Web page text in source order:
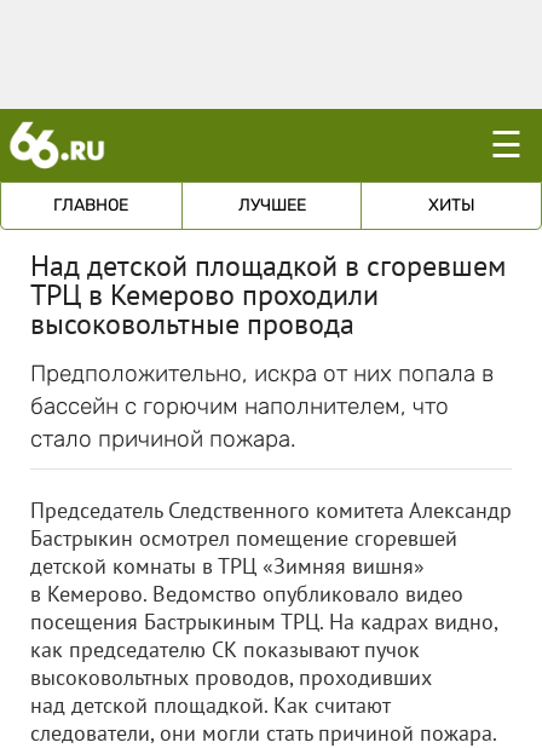
☰
ГЛАВНОЕ ЛУЧШЕЕ ХИТЫ
Над детской площадкой в сгоревшем
ТРЦ в Кемерово проходили
высоковольтные провода
Предположительно, искра от них попала в
бассейн с горючим наполнителем, что
стало причиной пожара.
Председатель Следственного комитета Александр
Бастрыкин осмотрел помещение сгоревшей
детской комнаты в ТРЦ «Зимняя вишня»
в Кемерово. Ведомство опубликовало видео
посещения Бастрыкиным ТРЦ. На кадрах видно,
как председателю СК показывают пучок
высоковольтных проводов, проходивших
над детской площадкой. Как считают
следователи, они могли стать причиной пожара.